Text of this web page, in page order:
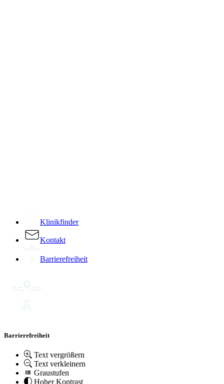
Klinikfinder
Kontakt
Barrierefreiheit
Barrierefreiheit
Text vergrößern
Text verkleinern
Graustufen
Hoher Kontrast